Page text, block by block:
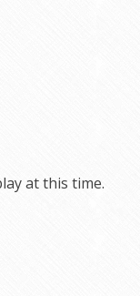
at this time.